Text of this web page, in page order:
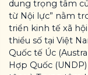
dung trọng tâm
từ Nội lực” nằm
triển kinh tế xã
thiểu số tại Việt
Quốc tế Úc
Hợp Quốc